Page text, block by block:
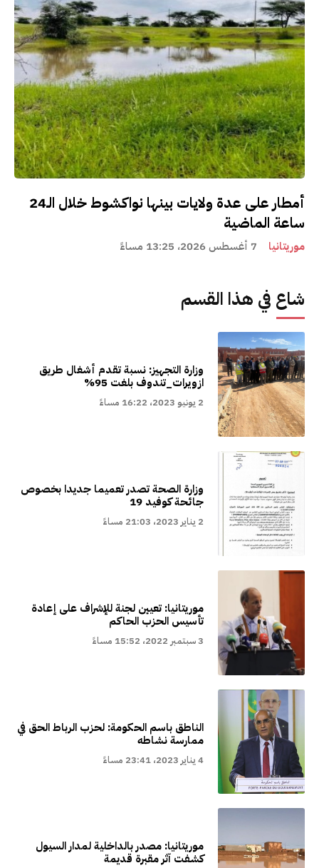
أمطار على عدة ولايات بينها نواكشوط خلال الـ24
ساعة الماضية
موريتانيا 7 أغسطس 2026، 13:25 مساءً
شاع في هذا القسم
وزارة التجهيز: نسبة تقدم أشغال طريق
ازويرات_تندوف بلغت 95%
2 يونيو 2023، 16:22 مساءً
وزارة الصحة تصدر تعميما جديدا بخصوص
جائحة كوفيد 19
2 يناير 2023، 21:03 مساءً
موريتانيا: تعيين لجنة للإشراف على إعادة
تأسيس الحزب الحاكم
3 سبتمبر 2022، 15:52 مساءً
الناطق باسم الحكومة: لحزب الرباط الحق في
ممارسة نشاطه
4 يناير 2023، 23:41 مساءً
موريتانيا: مصدر بالداخلية لمدار السيول
كشفت آثر مقبرة قديمة